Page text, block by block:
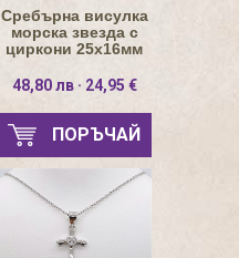
Сребърна висулка
морска звезда с
циркони 25х16мм
48,80 лв · 24,95 €
ПОРЪЧАЙ